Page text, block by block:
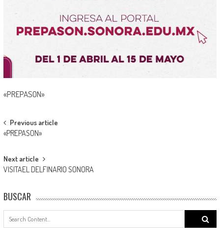
«PREPASON»
Post
navigation
Previous article
«PREPASON»
Next article
VISITAEL DELFINARIO SONORA
BUSCAR
Search
for: